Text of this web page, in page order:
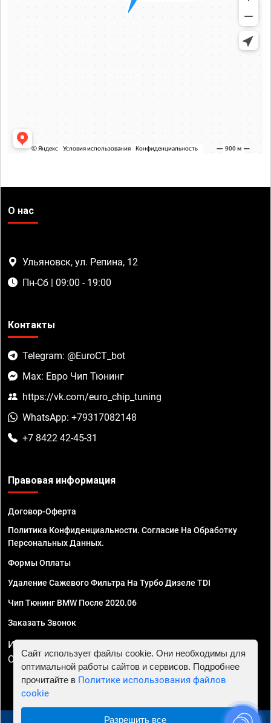
О нас
Ульяновск, ул. Репина, 12
Пн-Сб | 09:00 - 19:00
Контакты
Telegram: @EuroCT_bot
Max: Евро Чип Тюнинг
https://vk.com/euro_chip_tuning
WhatsApp: +79317082148
+7 8422 42-45-31
Правовая информация
Договор-Оферта
Политика Конфиденциальности. Согласие На Обработку
Персональных Данных.
Формы Оплаты
Удаление Сажевого Фильтра На Турбо Дизеле TDI
Чип Тюнинг BMW После 2020.06
Заказать Звонок
ИП Смирнов Георгий Павлович. ИНН 781302555843,
ОГРНИП 324470400032610
Сайт использует файлы cookie. Они необходимы для
оптимальной работы сайтов и сервисов. Подробнее
прочитайте в Политике использования файлов
cookie
Разрешить все